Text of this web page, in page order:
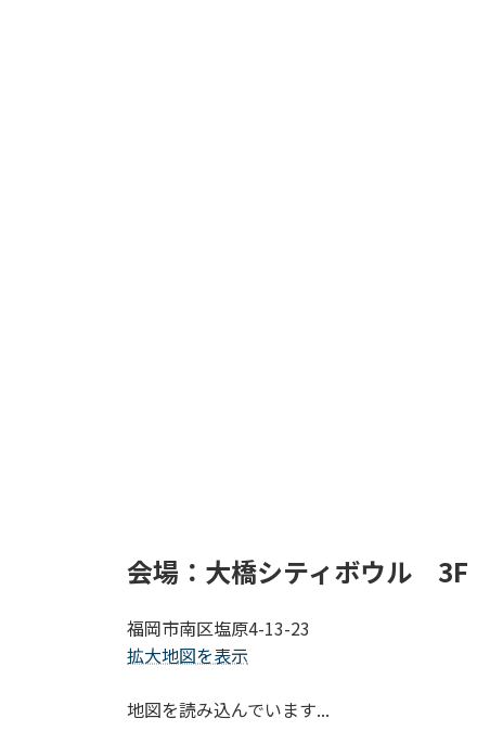
会場：大橋シティボウル 3F
福岡市南区塩原4-13-23
拡大地図を表示
地図を読み込んでいます...